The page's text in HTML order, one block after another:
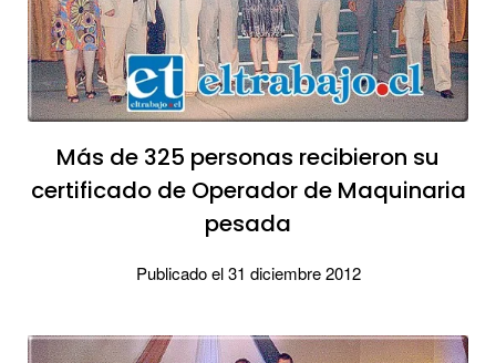
Más de 325 personas recibieron su
certificado de Operador de Maquinaria
pesada
Publicado el 31 diciembre 2012